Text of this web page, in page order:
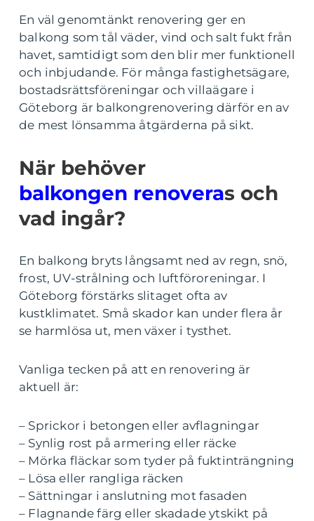
En väl genomtänkt renovering ger en
balkong som tål väder, vind och salt fukt från
havet, samtidigt som den blir mer funktionell
och inbjudande. För många fastighetsägare,
bostadsrättsföreningar och villaägare i
Göteborg är balkongrenovering därför en av
de mest lönsamma åtgärderna på sikt.
När behöver
balkongen renoveras och
vad ingår?
En balkong bryts långsamt ned av regn, snö,
frost, UV-strålning och luftföroreningar. I
Göteborg förstärks slitaget ofta av
kustklimatet. Små skador kan under flera år
se harmlösa ut, men växer i tysthet.
Vanliga tecken på att en renovering är
aktuell är:
– Sprickor i betongen eller avflagningar
– Synlig rost på armering eller räcke
– Mörka fläckar som tyder på fuktinträngning
– Lösa eller rangliga räcken
– Sättningar i anslutning mot fasaden
– Flagnande färg eller skadade ytskikt på